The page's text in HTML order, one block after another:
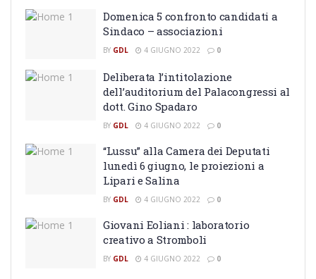
Domenica 5 confronto candidati a
Sindaco – associazioni
BY GDL 4 GIUGNO 2022 0
Deliberata l’intitolazione
dell’auditorium del Palacongressi al
dott. Gino Spadaro
BY GDL 4 GIUGNO 2022 0
“Lussu” alla Camera dei Deputati
lunedì 6 giugno, le proiezioni a
Lipari e Salina
BY GDL 4 GIUGNO 2022 0
Giovani Eoliani : laboratorio
creativo a Stromboli
BY GDL 4 GIUGNO 2022 0